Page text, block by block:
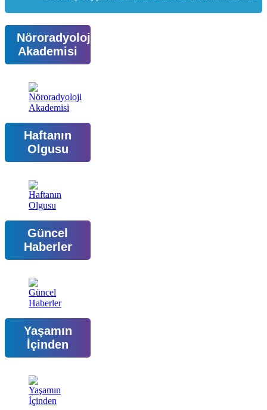
Nöroradyoloji
Akademisi
Haftanın
Olgusu
Güncel
Haberler
Yaşamın
İçinden